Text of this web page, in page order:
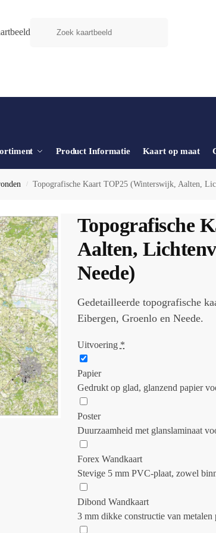
Product Informatie Kaart op maat
/ Topografische Kaart TOP25 (Winterswijk, Aalten,
Topografische
Aalten,
Neede)
Gedetailleerde topografische
Eibergen, Groenlo en Neede.
Uitvoering *
Papier
Gedrukt op glad, glanzend papier
Poster
Duurzaamheid met glanslaminaat
Forex Wandkaart
Stevige 5 mm PVC-plaat, zowel
Dibond Wandkaart
3 mm dikke constructie van metalen